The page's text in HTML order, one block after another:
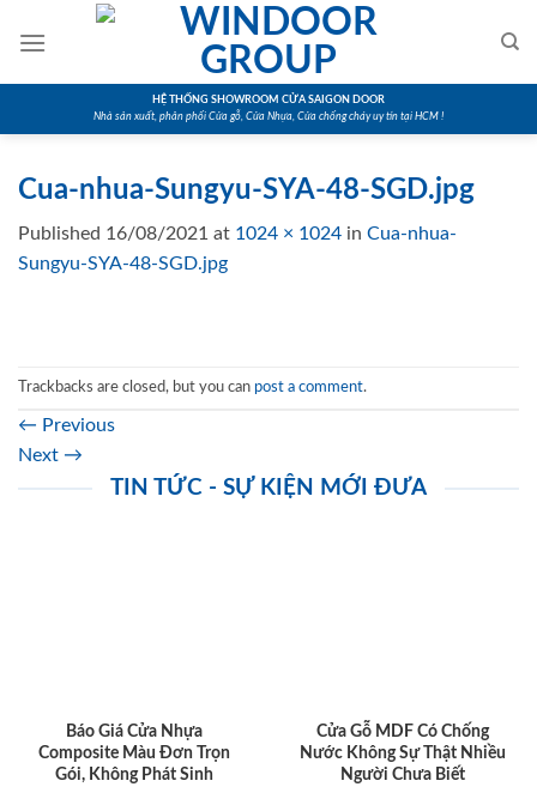
HỆ THỐNG SHOWROOM CỬA SAIGON DOOR
Nhà sản xuất, phân phối Cửa gỗ, Cửa Nhựa, Cửa chống cháy uy tín tại HCM !
Cua-nhua-Sungyu-SYA-48-SGD.jpg
Published 16/08/2021 at 1024 × 1024 in Cua-nhua-
Sungyu-SYA-48-SGD.jpg
Trackbacks are closed, but you can post a comment.
← Previous
Next →
TIN TỨC - SỰ KIỆN MỚI ĐƯA
Báo Giá Cửa Nhựa
Composite Màu Đơn Trọn
Gói, Không Phát Sinh
Cửa Gỗ MDF Có Chống
Nước Không Sự Thật Nhiều
Người Chưa Biết